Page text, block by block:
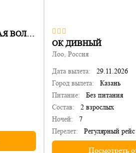
ГОСТЕВОЙ ДОМ МОРСКАЯ ВОЛНА
ОК ДИВНЫЙ
Лоо, Россия
Дата вылета:
29.11.2026
Город вылета:
Казань
Питание:
Без питания
Состав:
2 взрослых
Ночей:
7
Перелет:
Регулярный рейс
Посмотреть